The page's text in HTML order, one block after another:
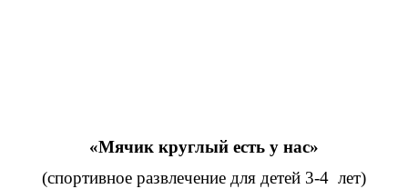
«Мячик круглый есть у нас»
(спортивное развлечение для детей 3-4 лет)